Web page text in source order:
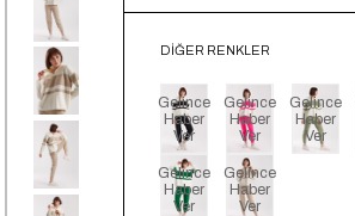
DIĞER RENKLER
Gelince
Haber
Ver
Gelince
Haber
Ver
Gelince
Haber
Ver
Gelince
Haber
Ver
Gelince
Haber
Ver